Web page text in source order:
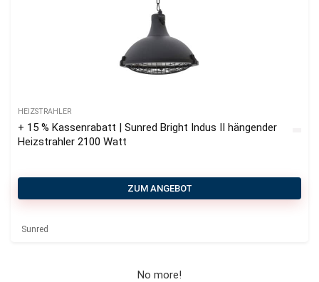
HEIZSTRAHLER
+ 15 % Kassenrabatt | Sunred Bright Indus II hängender
Heizstrahler 2100 Watt
ZUM ANGEBOT
Sunred
No more!